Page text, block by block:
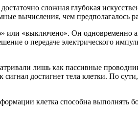
сложная глубокая
вычисления, чем предполагалось
или «выключено». Он одновременно
о передаче электрического
лишь как пассивные
достигнет тела клетки. По
клетка способна выполнять